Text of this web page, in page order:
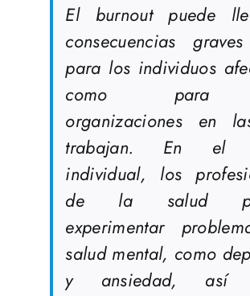
El burnout puede
consecuencias
para los individuos
como para
organizaciones en
trabajan. En el
individual, los
de la salud
experimentar
salud mental, como
y ansiedad, así